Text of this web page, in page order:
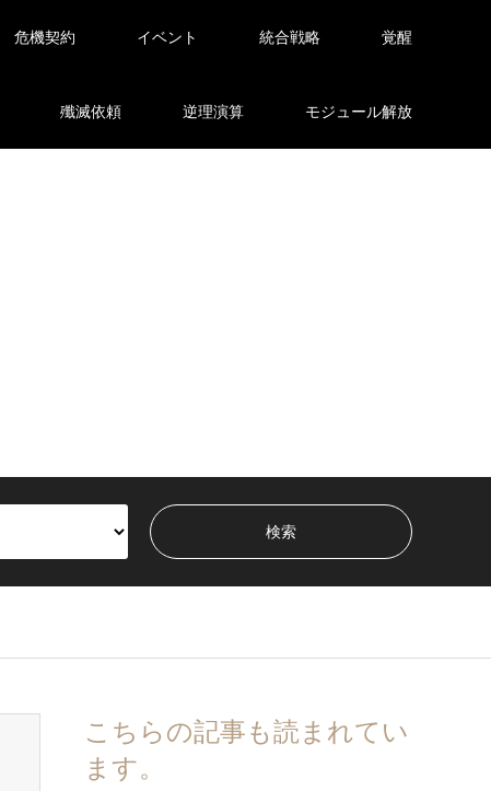
危機契約 イベント 統合戦略 覚醒
殲滅依頼 逆理演算 モジュール解放
こちらの記事も読まれてい
ます。